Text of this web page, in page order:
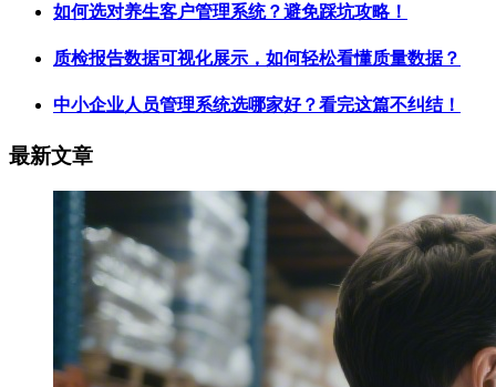
如何选对养生客户管理系统？避免踩坑攻略！
质检报告数据可视化展示，如何轻松看懂质量数据？
中小企业人员管理系统选哪家好？看完这篇不纠结！
最新文章